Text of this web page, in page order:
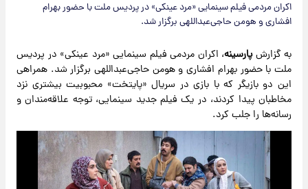
اکران مردمی فیلم سینمایی «مرد عینکی» در پردیس ملت با حضور بهرام
افشاری و هومن حاجی‌عبداللهی برگزار شد.
به گزارشپارسینه، اکران مردمی فیلم سینمایی «مرد عینکی» در پردیس
ملت با حضور بهرام افشاری و هومن حاجی‌عبداللهی برگزار شد. همراهی
این دو بازیگر که با بازی در سریال «پایتخت» محبوبیت بیشتری نزد
مخاطبان پیدا کردند، در یک فیلم جدید سینمایی، توجه علاقه‌مندان و
رسانه‌ها را جلب کرد.